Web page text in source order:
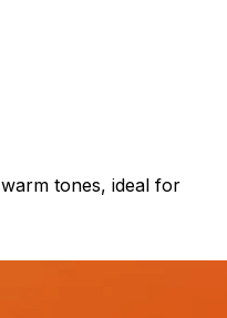
tones, ideal for